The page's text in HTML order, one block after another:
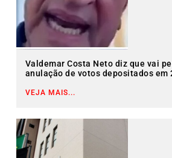
Valdemar Costa Neto diz que vai
anulação de votos depositados em
VEJA MAIS...